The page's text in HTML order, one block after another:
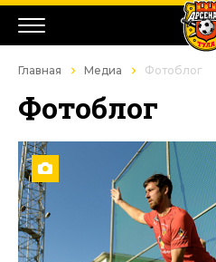
Главная Медиа Фотоблог
Фотоблог